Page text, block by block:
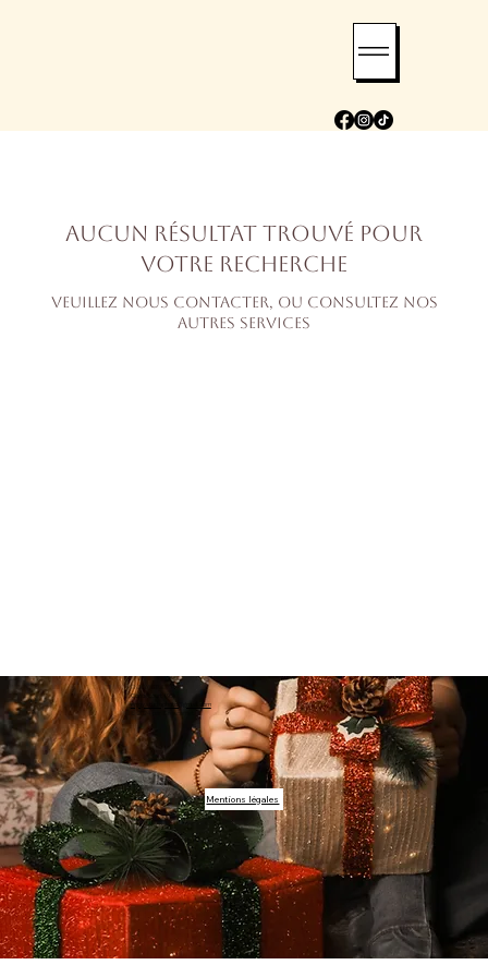
Aucun résultat trouvé pour
votre recherche
Veuillez nous contacter, ou consultez nos
autres services
ENJOY STUDIO
Condécourt (95)
enjoy.studiophoto@gmail.com
© 2024 par Creacomet.
Mentions légales